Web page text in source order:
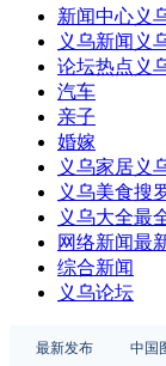
新闻中心义
义乌新闻 义
论坛热点 义
汽车
亲子
婚嫁
义乌家居义
义乌美食搜
义乌大全最
网络新闻最
综合新闻
义乌论坛
最新发布 中国